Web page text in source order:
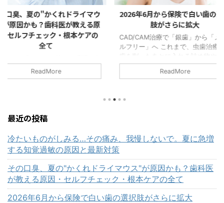
ライマウ
教える原
本ケアの
あなたへ
クリニック
によって波
うか。 特
ても口臭を
える時期な
としてい
スク越し
る」 こう
有の3つの
2026年6月から保険で白い歯の選択
肢がさらに拡大
CAD/CAM治療で「銀歯」から「メタ
ルフリー」へ これまで、虫歯治療で
物といえば、保険診療では「銀歯」を
イメージされる方が多かったのではな
える。口を開けたときに金属の色が気
療が大きく進んでいます。メタルフリ
ーとは、金属を使わず、白い材料で歯
を修復する治療のことです。 そして
2026年6月から、保険診療に ...
歯科クリ
ート」 痛
「痛みが心
みに配慮し
容 近年、口
す施術です
える」 「口
てきた」 「
るのが気に
悩 ...
最近の投稿
冷たいものがしみる…その痛み、我慢しないで。夏に急増
する知覚過敏の原因と最新対策
その口臭、夏の"かくれドライマウス"が原因かも？歯科医
が教える原因・セルフチェック・根本ケアの全て
2026年6月から保険で白い歯の選択肢がさらに拡大